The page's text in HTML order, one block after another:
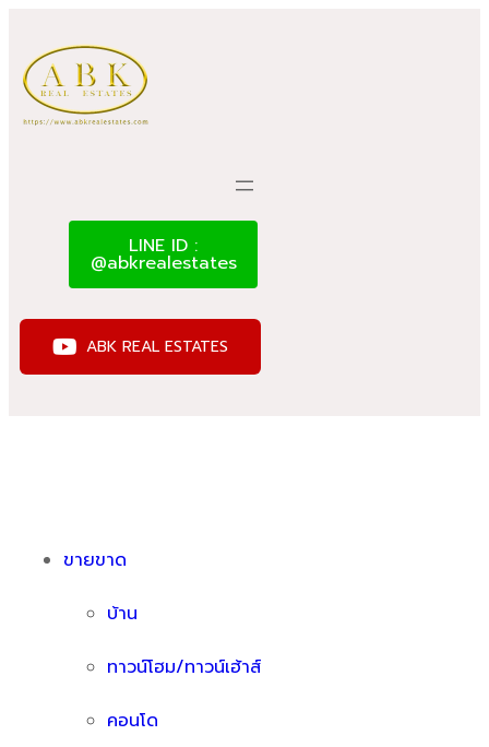
LINE ID :
@abkrealestates
ABK REAL ESTATES
ขายขาด
บ้าน
ทาวน์โฮม/ทาวน์เฮ้าส์
คอนโด